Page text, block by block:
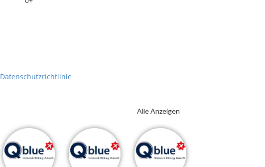
Datenschutzrichtlinie
Alle Anzeigen